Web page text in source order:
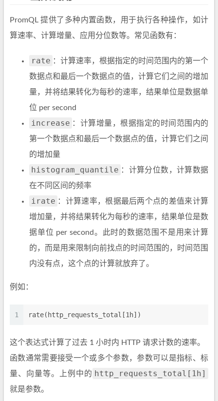
PromQL 提供了多种内置函数，用于执行各种操作，如计
算速率、计算增量、应用分位数等。常见函数有：
rate ：计算速率，根据指定的时间范围内的第一个
数据点和最后一个数据点的值，计算它们之间的增加
量，并将结果转化为每秒的速率，结果单位是数据单
位 per second
increase ：计算增量，根据指定的时间范围内的
第一个数据点和最后一个数据点的值，计算它们之间
的增加量
histogram_quantile ：计算分位数，计算数据
在不同区间的频率
irate ：计算速率，根据最后两个点的差值来计算
增加量，并将结果转化为每秒的速率，结果单位是数
据单位 per second。此时的数据范围不是用来计算
的，而是用来限制向前找点的时间范围的，时间范围
内没有点，这个点的计算就放弃了。
例如：
1 rate(http_requests_total[1h])
这个表达式计算了过去 1 小时内 HTTP 请求计数的速率。
函数通常需要接受一个或多个参数，参数可以是指标、标
量、向量等。上例中的 http_requests_total[1h]
就是参数。